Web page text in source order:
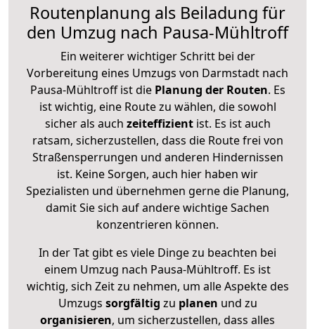
Routenplanung als Beiladung für
den Umzug nach Pausa-Mühltroff
Ein weiterer wichtiger Schritt bei der
Vorbereitung eines Umzugs von Darmstadt nach
Pausa-Mühltroff ist diePlanung der Routen. Es
ist wichtig, eine Route zu wählen, die sowohl
sicher als auch zeiteffizientist. Es ist auch
ratsam, sicherzustellen, dass die Route frei von
Straßensperrungen und anderen Hindernissen
ist. Keine Sorgen, auch hier haben wir
Spezialisten und übernehmen gerne die Planung,
damit Sie sich auf andere wichtige Sachen
konzentrieren können.
In der Tat gibt es viele Dinge zu beachten bei
einem Umzug nach Pausa-Mühltroff. Es ist
wichtig, sich Zeit zu nehmen, um alle Aspekte des
Umzugs sorgfältig zu planen und zu
organisieren, um sicherzustellen, dass alles